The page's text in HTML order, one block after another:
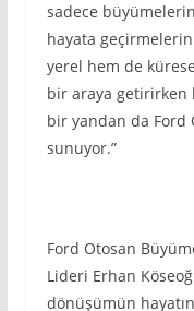
sadece
hayata
yerel hem de
bir araya getirirken
bir yandan da Ford
sunuyor.”
Ford Otosan
Lideri Erhan
dönüşümün